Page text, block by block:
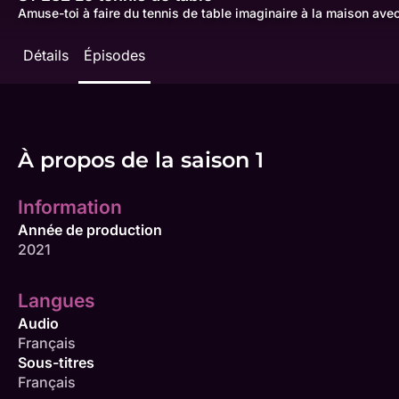
Amuse-toi à faire du tennis de table imaginaire à la maison
Détails Épisodes
À propos de la saison 1
Information
Année de production
2021
Langues
Audio
Français
Sous-titres
Français